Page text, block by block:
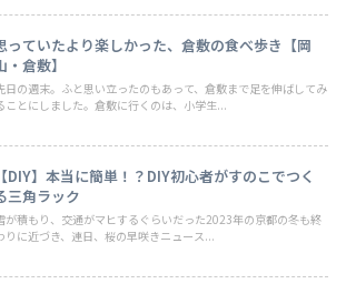
っていたより楽しかった、倉敷の食べ歩き【岡
・倉敷】
日の週末。ふと思い立ったのもあって、倉敷まで足を伸ばしてみ
ことにしました。倉敷に行くのは、小学生...
【DIY】本当に簡単！？DIY初心者がすのこでつく
三角ラック
が積もり、交通がマヒするぐらいだった2023年の京都の冬も終
りに近づき、連日、桜の早咲きニュース...